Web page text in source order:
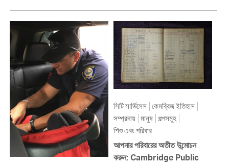
সিটি সার্ভিসেস কেমব্রিজ ইতিহাস
সম্প্রদায় মানুষ গল্পসমূহ
শিশু এবং পরিবার
আপনার পরিবারের অতীত উন্মোচন
করুন: Cambridge Public